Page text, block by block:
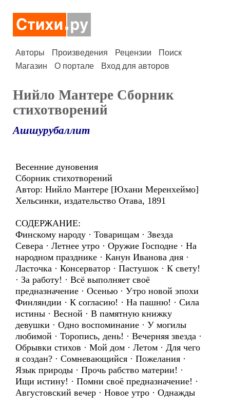
Авторы Произведения Рецензии
Поиск
Магазин
О портале Вход для авторов
Нийло Мантере Сборник
стихотворений
Ашшурубаллит
Весенние дуновения
Сборник стихотворений
Автор: Нийло Мантере [Юхани Меренхеймо]
Хельсинки, издательство Отава, 1891
СОДЕРЖАНИЕ:
Финскому народу · Товарищам · Звезда
Севера · Летнее утро · Оружие Господне · На
народном празднике · Канун Иванова дня ·
Ласточка · Консерватор · Пастушок · К свету!
· За работу! · Всё выполняет своё
предназначение · Осенью · Утро новой эпохи
Финляндии · К согласию! · На пашню! · Сила
истины · Весной · В памятную книжку
девушки · Одно воспоминание · У могилы
любимой · Торопись, день! · Вечерняя звезда ·
Обрывки стихов · Мой дом · Летом · Для чего
я создан? · Сомневающийся · Пожелания ·
Язык природы · Прочь рабство материи! ·
Ищи истину! · Помни своё предназначение! ·
Августовский вечер · Новое утро · Однажды